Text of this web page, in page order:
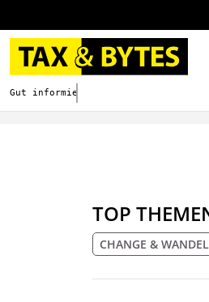
Gut informieren. Besser
TOP
CHANGE & WANDEL